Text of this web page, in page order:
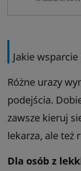
Jakie
Różne urazy
podejścia.
zawsze kieruj
lekarza, ale też
Dla osób z